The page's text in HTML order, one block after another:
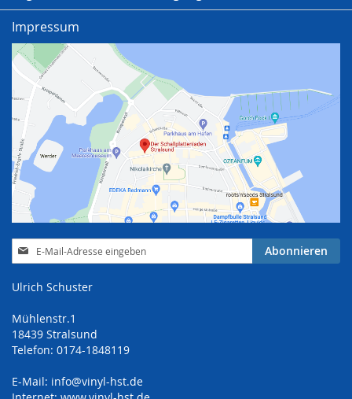
Impressum
Anmeldung
zum
Abonnieren
Ulrich Schuster
Mühlenstr.1
18439 Stralsund
Telefon: 0174-1848119
E-Mail: info@vinyl-hst.de